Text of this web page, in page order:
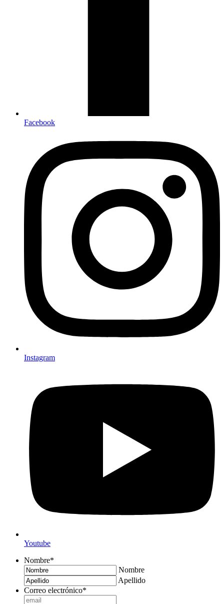
Facebook
Instagram
Youtube
Nombre*
Nombre
Apellido
Correo electrónico*